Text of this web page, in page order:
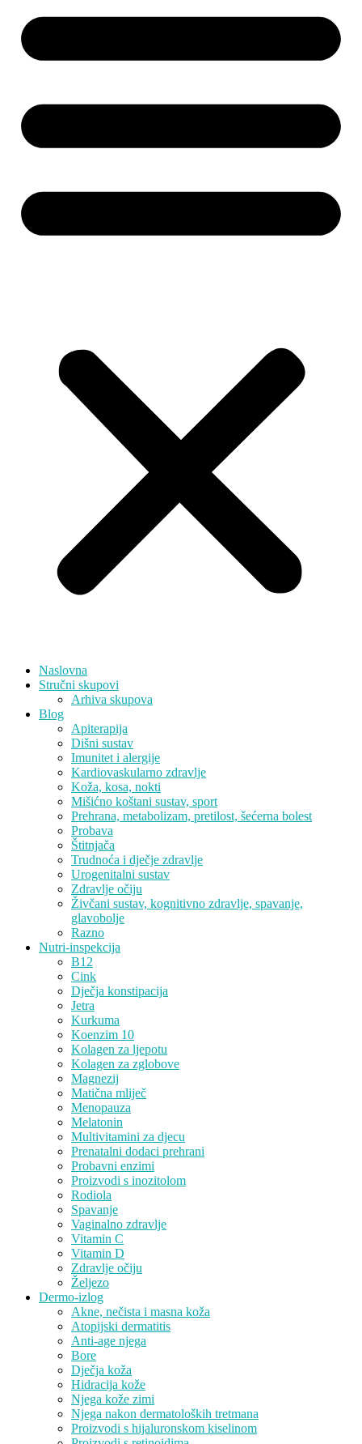
Naslovna
Stručni skupovi
Arhiva skupova
Blog
Apiterapija
Dišni sustav
Imunitet i alergije
Kardiovaskularno zdravlje
Koža, kosa, nokti
Mišićno koštani sustav, sport
Prehrana, metabolizam, pretilost, šećerna bolest
Probava
Štitnjača
Trudnoća i dječje zdravlje
Urogenitalni sustav
Zdravlje očiju
Živčani sustav, kognitivno zdravlje, spavanje,
glavobolje
Razno
Nutri-inspekcija
B12
Cink
Dječja konstipacija
Jetra
Kurkuma
Koenzim 10
Kolagen za ljepotu
Kolagen za zglobove
Magnezij
Matična mliječ
Menopauza
Melatonin
Multivitamini za djecu
Prenatalni dodaci prehrani
Probavni enzimi
Proizvodi s inozitolom
Rodiola
Spavanje
Vaginalno zdravlje
Vitamin C
Vitamin D
Zdravlje očiju
Željezo
Dermo-izlog
Akne, nečista i masna koža
Atopijski dermatitis
Anti-age njega
Bore
Dječja koža
Hidracija kože
Njega kože zimi
Njega nakon dermatoloških tretmana
Proizvodi s hijaluronskom kiselinom